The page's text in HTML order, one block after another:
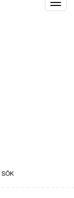
Toggle
SÖK